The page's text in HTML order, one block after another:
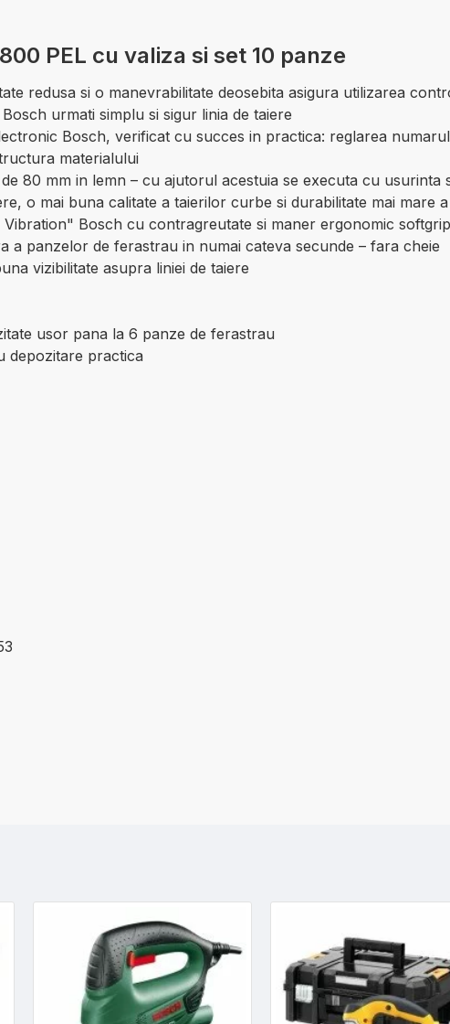
PEL cu valiza si set 10 panze
redusa si o manevrabilitate deosebita asigura utilizarea
urmati simplu si sigur linia de taiere
Bosch, verificat cu succes in practica: reglarea
materialului
80 mm in lemn – cu ajutorul acestuia se executa cu usurinta
o mai buna calitate a taierilor curbe si durabilitate mai mare
Bosch cu contragreutate si maner ergonomic softgrip
a panzelor de ferastrau in numai cateva secunde – fara cheie
vizibilitate asupra liniei de taiere
usor pana la 6 panze de ferastrau
depozitare practica